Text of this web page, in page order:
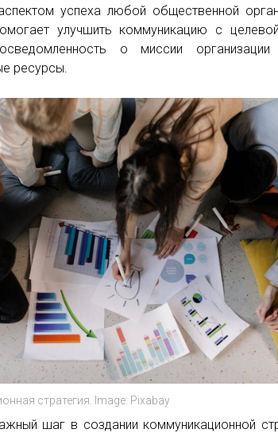
успеха любой общественной
улучшить коммуникацию с
о миссии
ресурсы.
стратегия. Image: Pixabay
шаг в создании коммуникационной